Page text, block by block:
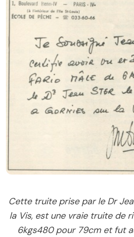
Cette truite prise par le Dr
la Vis, est une vraie truite de
6kgs480 pour 79cm et fut